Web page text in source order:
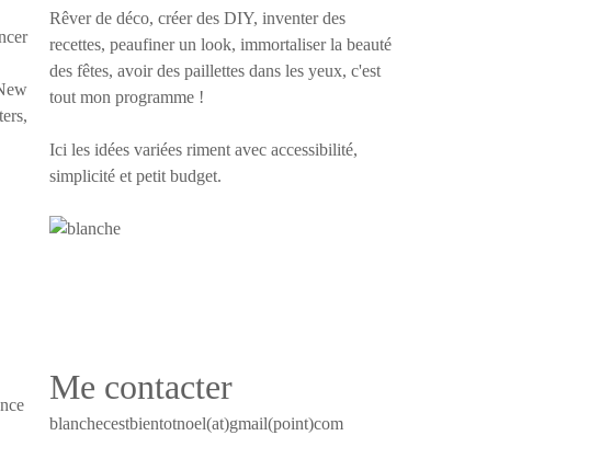
Rêver de déco, créer des DIY, inventer des
recettes, peaufiner un look, immortaliser la beauté
des fêtes, avoir des paillettes dans les yeux, c'est
tout mon programme !
Ici les idées variées riment avec accessibilité,
simplicité et petit budget.
Me contacter
blanchecestbientotnoel(at)gmail(point)com